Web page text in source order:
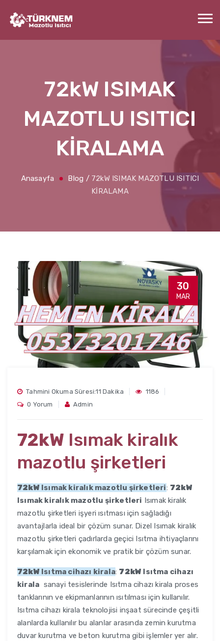
72kW ISIMAK
MAZOTLU ISITICI
KİRALAMA
Anasayfa Blog / 72kW ISIMAK MAZOTLU ISITICI
KİRALAMA
30
MAR
Tahmini Okuma Süresi:11 Dakika
1186
0 Yorum
Admin
72kW Isımak kiralık
mazotlu şirketleri
72kW Isımak kiralık mazotlu şirketleri: 72kW
Isımak kiralık mazotlu şirketleri Isımak kiralık
mazotlu şirketleri işyeri ısıtması için sağladığı
avantajlarla ideal bir çözüm sunar. Dizel Isımak kiralık
mazotlu şirketleri çadırlarda geçici Isıtma ihtiyaçlarını
karşılamak için ekonomik ve pratik bir çözüm sunar.
72kW Isıtma cihazı kirala: 72kW Isıtma cihazı
kirala sanayi tesislerinde Isıtma cihazı kirala proses
tanklarının ve ekipmanlarının ısıtılması için kullanılır.
Isıtma cihazı kirala teknolojisi inşaat sürecinde çeşitli
alanlarda kullanılır bu alanlar arasında zemin kurutma
duvar kurutma ve beton kurutma gibi işlemler yer alır.